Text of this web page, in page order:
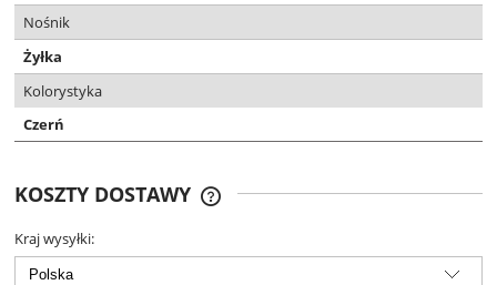
Nośnik
Żyłka
Kolorystyka
Czerń
KOSZTY DOSTAWY
Kraj wysyłki: